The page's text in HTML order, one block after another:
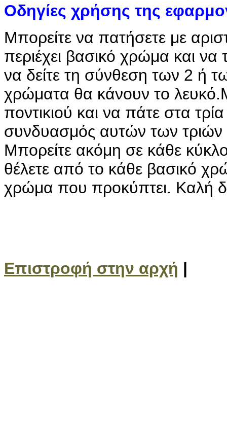
Οδηγίες χρήσης της
Μπορείτε να πατήσετε με
περιέχει βασικό χρώμα και να
να δείτε τη σύνθεση των 2 ή
χρώματα θα κάνουν το
ποντικιού και να πάτε στα
συνδυασμός αυτών των
Μπορείτε ακόμη σε κάθε
θέλετε από το κάθε βασικό
χρώμα που προκύπτει. Καλή
Επιστροφή στην αρχή |